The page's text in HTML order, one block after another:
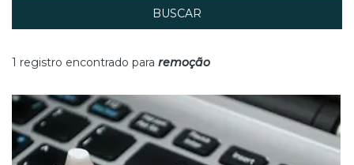
BUSCAR
1 registro encontrado para remoção